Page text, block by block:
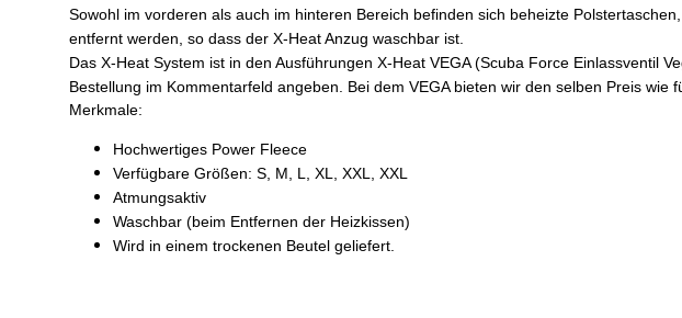
Sowohl im vorderen als auch im hinteren Bereich befinden sich beheizte
entfernt werden, so dass der X-Heat Anzug waschbar ist.
Das X-Heat System ist in den Ausführungen X-Heat VEGA (Scuba Force Einlassventil
Bestellung im Kommentarfeld angeben. Bei dem VEGA bieten wir den selben Preis
Merkmale:
Hochwertiges Power Fleece
Verfügbare Größen: S, M, L, XL, XXL, XXL
Atmungsaktiv
Waschbar (beim Entfernen der Heizkissen)
Wird in einem trockenen Beutel geliefert.